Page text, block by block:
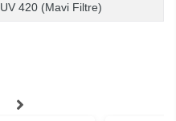
UV 420 (Mavi Filtre)